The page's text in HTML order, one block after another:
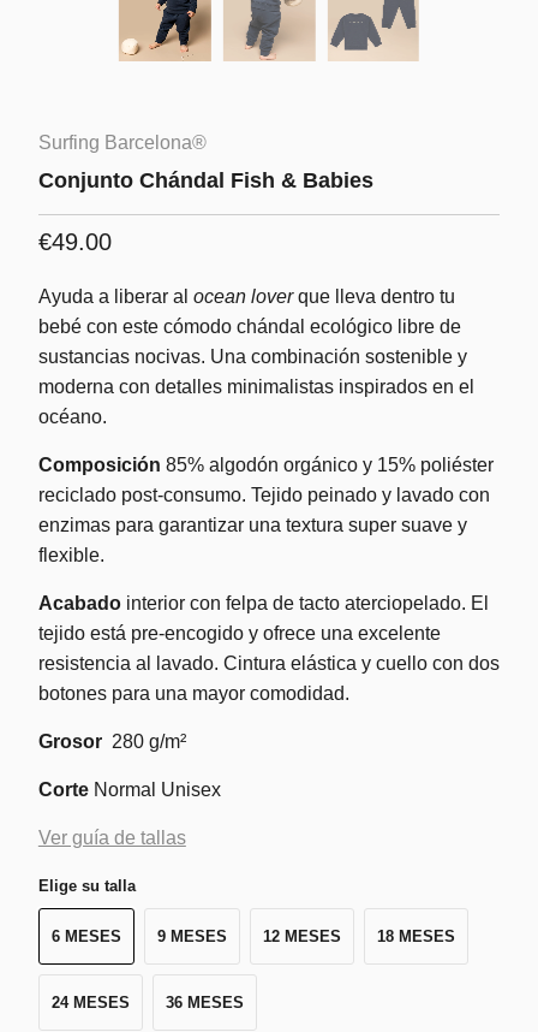
Surfing Barcelona®
Conjunto Chándal Fish & Babies
€49.00
Ayuda a liberar al ocean loverque lleva dentro tu
bebé con este cómodo chándal ecológico libre de
sustancias nocivas. Una combinación sostenible y
moderna con detalles minimalistas inspirados en el
océano.
Composición 85% algodón orgánico y 15% poliéster
reciclado post-consumo. Tejido peinado y lavado con
enzimas para garantizar una textura super suave y
flexible.
Acabado interior con felpa de tacto aterciopelado. El
tejido está pre-encogido y ofrece una excelente
resistencia al lavado. Cintura elástica y cuello con dos
botones para una mayor comodidad.
Grosor 280 g/m²
CorteNormal Unisex
Ver guía de tallas
Elige su talla
6 MESES 9 MESES 12 MESES 18 MESES
24 MESES 36 MESES